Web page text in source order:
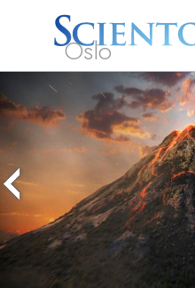
Oslo
Hubbard
Hva er
Scientology?